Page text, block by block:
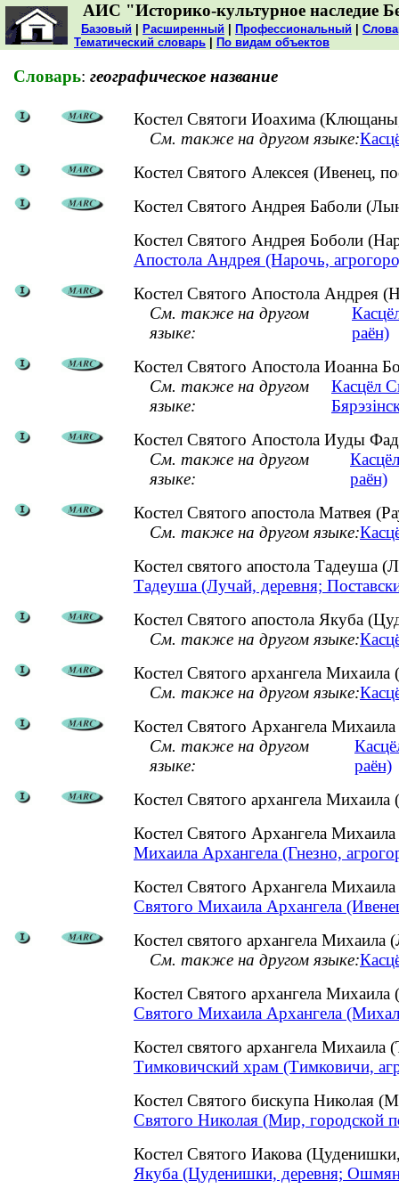
АИС "Историко-культурное наследие
Базовый Расширенный Профессиональный
Тематический словарь
По видам объектов
Словарь: географическое название
Костел Святоги Иоахима
См. также на другом языке:
Костел Святого Алексея (Ивенец,
Костел Святого Андрея Баболи
Костел Святого Андрея Боболи
Апостола Андрея (Нарочь,
Костел Святого Апостола Андрея
См. также на другом
языке:
раён)
Костел Святого Апостола Иоанна
См. также на другом
языке:
Касцёл
Костел Святого Апостола Иуды
См. также на другом
языке:
раён)
Костел Святого апостола Матвея
См. также на другом языке:
Костел святого апостола
Тадеуша (Лучай, деревня;
Костел Святого апостола Якуба
См. также на другом языке:
Костел Святого архангела
См. также на другом языке:
Костел Святого Архангела
См. также на другом
языке:
раён)
Костел Святого архангела
Костел Святого Архангела
Михаила Архангела (Гнезно,
Костел Святого Архангела
Святого Михаила Архангела
Костел святого архангела Михаила
См. также на другом языке:
Костел Святого архангела
Святого Михаила Архангела
Костел святого архангела
Тимковичский храм (Тимковичи,
Костел Святого бискупа Николая
Святого Николая (Мир, городской
Костел Святого Иакова
Якуба (Цуденишки, деревня;